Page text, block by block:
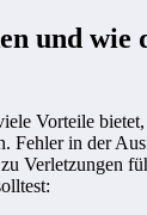
und wie
Vorteile
Fehler in der
Verletzungen